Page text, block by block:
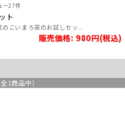
ー27件
ト
こいまろ茶のお試しセッ..
販売価格: 980円(税込)
1商品中）